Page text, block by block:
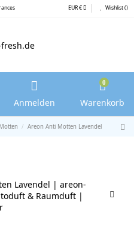
EUR € Wishlist ()
Anmelden
0
Warenkorb
Areon Anti Motten Lavendel